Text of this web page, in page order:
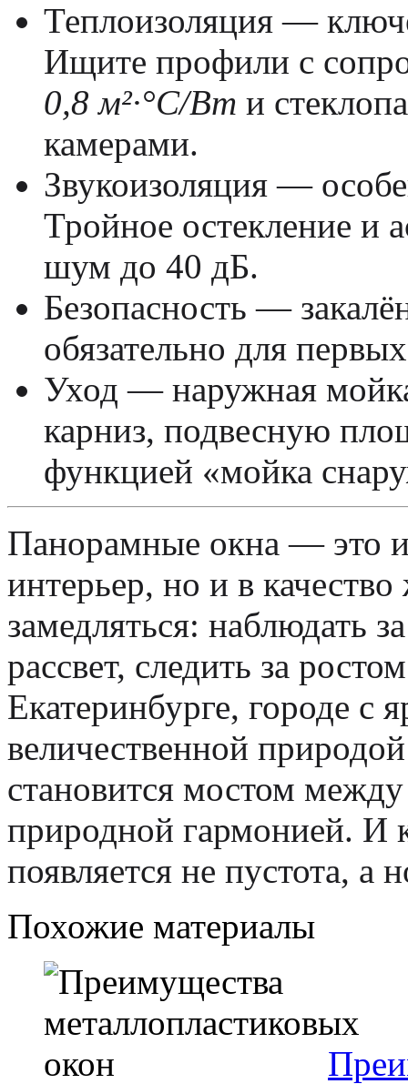
Теплоизоляция —
Ищите профили с
0,8 м²·°C/Вт и
камерами.
Звукоизоляция —
Тройное остекление и
шум до 40 дБ.
Безопасность —
обязательно для
Уход — наружная
карниз, подвесную
функцией «мойка
Панорамные окна — это
интерьер, но и в
замедляться: наблюдать
рассвет, следить за
Екатеринбурге, городе с
величественной
становится мостом
природной гармонией. И
появляется не пустота, а
Похожие материалы